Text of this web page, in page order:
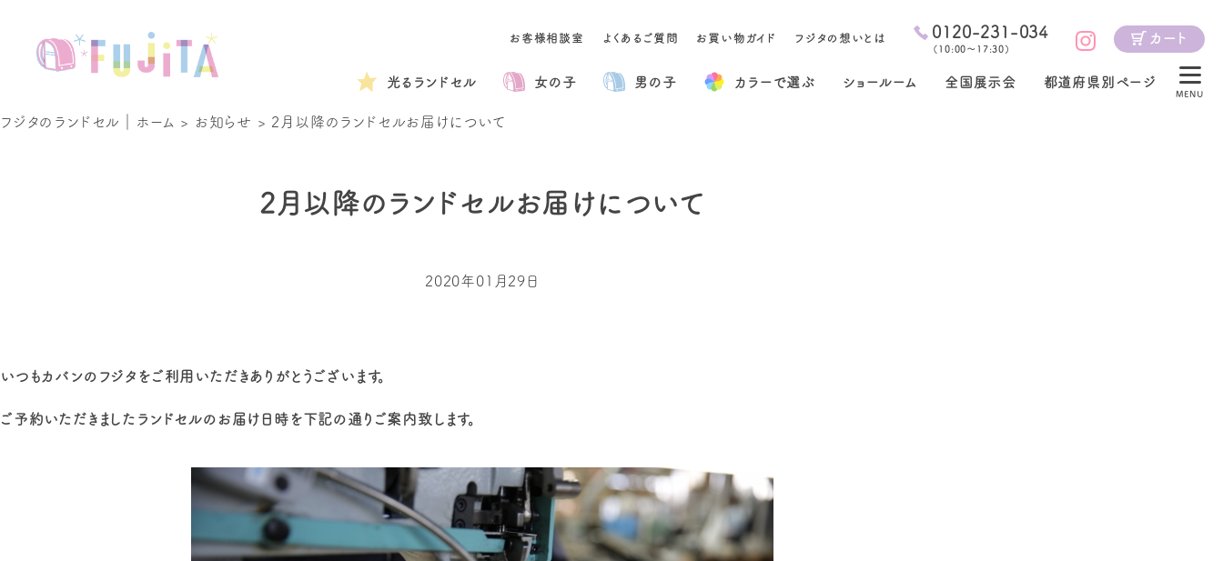
お客様相談室 よくあるご質問 お買い物ガイド フジタの想いとは 0120-231-034
（ 10:00～17:30 ）
カート
光るランドセル 女の子 男の子 カラー で選ぶ ショールーム 全国展示会 都道府県別ページ
MENU
フジタのランドセル｜ホーム > お知らせ > 2月以降のランドセルお届けについて
2月以降のランドセルお届けについて
2020年01月29日
いつもカバンのフジタをご利用いただきありがとうございます。
ご予約いただきましたランドセルのお届け日時を下記の通りご案内致します。